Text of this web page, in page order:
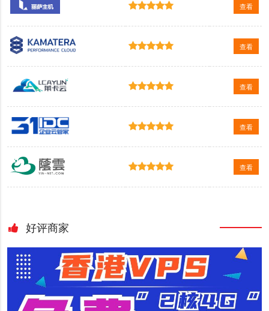
查看
查看
查看
查看
查看
好评商家